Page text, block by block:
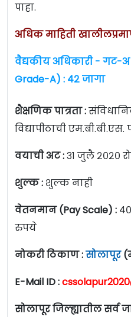
पाहा.
अधिक माहिती
वैद्यकीय अधिकारी - गट-
Grade-A) : ४२ जागा
शैक्षणिक पात्रता :
विद्यापीठाची
वयाची अट :३१ जुलै २०२०
शुल्क : शुल्क नाही
वेतनमान (Pay Scale) :
रुपये
नोकरी ठिकाण :सोलापूर
E-Mail ID :
सोलापूर जिल्ह्यातील सर्व